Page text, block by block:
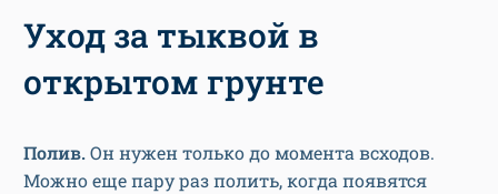
Уход за тыквой в
открытом грунте
Полив.Он нужен только до момента всходов.
Можно еще пару раз полить, когда появятся